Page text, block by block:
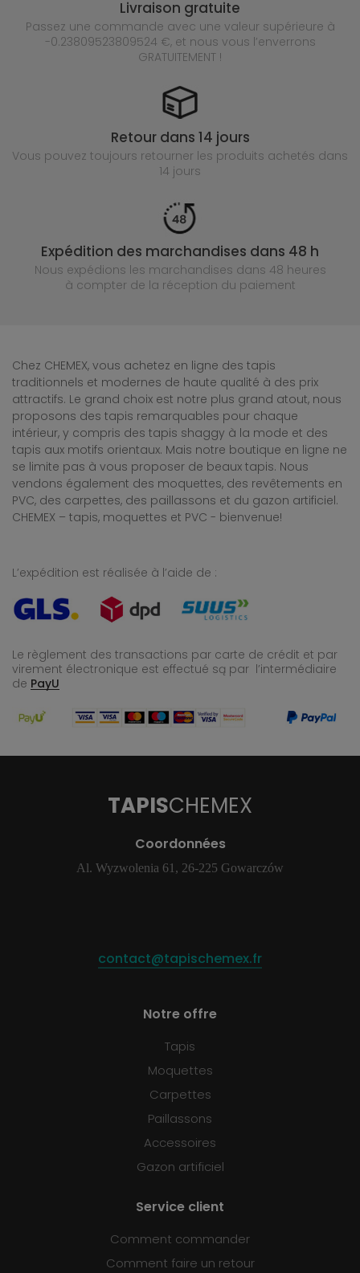
Livraison gratuite
Passez une commande avec une valeur supérieure à
-0.23809523809524 €, et nous vous l’enverrons
GRATUITEMENT !
Retour dans 14 jours
Vous pouvez toujours retourner les produits achetés dans
14 jours
Expédition des marchandises dans 48 h
Nous expédions les marchandises dans 48 heures
à compter de la réception du paiement
Chez CHEMEX, vous achetez en ligne des tapis
traditionnels et modernes de haute qualité à des prix
attractifs. Le grand choix est notre plus grand atout, nous
proposons des tapis remarquables pour chaque
intérieur, y compris des tapis shaggy à la mode et des
tapis aux motifs orientaux. Mais notre boutique en ligne ne
se limite pas à vous proposer de beaux tapis. Nous
vendons également des moquettes, des revêtements en
PVC, des carpettes, des paillassons et du gazon artificiel.
CHEMEX – tapis, moquettes et PVC - bienvenue!
L’expédition est réalisée à l’aide de :
Le règlement des transactions par carte de crédit et par
virement électronique est effectué są par l’intermédiaire
de PayU
TAPISCHEMEX
Coordonnées
Al. Wyzwolenia 61, 26-225 Gowarczów
contact@tapischemex.fr
Notre offre
Tapis
Moquettes
Carpettes
Paillassons
Accessoires
Gazon artificiel
Service client
Comment commander
Comment faire un retour